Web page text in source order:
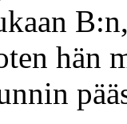
hän